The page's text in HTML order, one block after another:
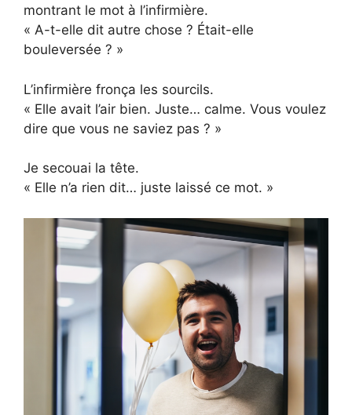
montrant le mot à l’infirmière.
« A-t-elle dit autre chose ? Était-elle
bouleversée ? »
L’infirmière fronça les sourcils.
« Elle avait l’air bien. Juste… calme. Vous voulez
dire que vous ne saviez pas ? »
Je secouai la tête.
« Elle n’a rien dit… juste laissé ce mot. »